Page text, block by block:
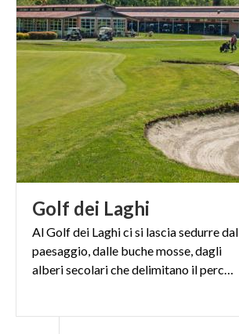
Golf dei Laghi
Al Golf dei Laghi ci si lascia sedurre dal
paesaggio, dalle buche mosse, dagli